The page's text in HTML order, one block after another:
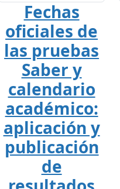
Fechas
oficiales de
las pruebas
Saber y
calendario
académico:
aplicación y
publicación
de